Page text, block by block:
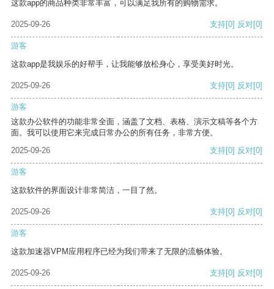
这款app的商品种类非常丰富，可以满足我所有的购物需求。
2025-09-26 支持[0] 反对[0]
游客
这款app是我娱乐的好帮手，让我能够放松身心，享受美好时光。
2025-09-26 支持[0] 反对[0]
游客
这款办公软件的功能非常全面，涵盖了文档、表格、演示文稿等各个方
面。我可以使用它来完成日常办公的所有任务，非常方便。
2025-09-26
支持[0] 反对[0]
游客
这款软件的界面设计非常简洁，一目了然。
2025-09-26 支持[0] 反对[0]
游客
这款加速器VPM应用程序已经为我们带来了无限的流畅体验。
2025-09-26 支持[0] 反对[0]